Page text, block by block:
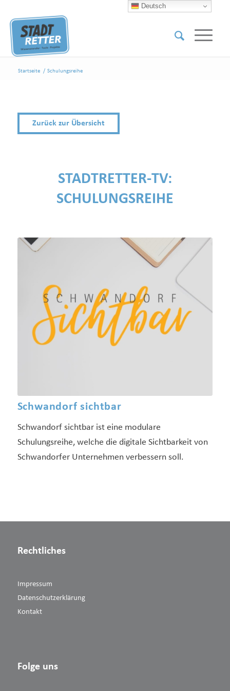
Startseite / Schulungsreihe
Zurück zur Übersicht
STADTRETTER-TV:
SCHULUNGSREIHE
Schwandorf sichtbar
Schwandorf sichtbar ist eine modulare
Schulungsreihe, welche die digitale Sichtbarkeit von
Schwandorfer Unternehmen verbessern soll.
Rechtliches
Impressum
Datenschutzerklärung
Kontakt
Folge uns
Deutsch